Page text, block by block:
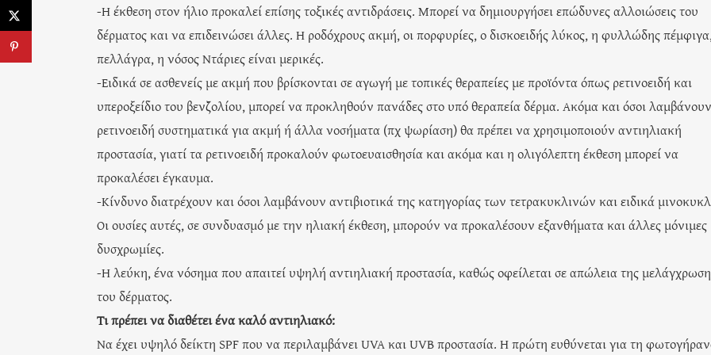
-Η έκθεση στον ήλιο προκαλεί επίσης τοξικές αντιδράσεις. Μπορεί να δημιουργήσει επώδυνες αλλοιώσεις του
δέρματος και να επιδεινώσει άλλες. Η ροδόχρους ακμή, οι πορφυρίες, ο δισκοειδής λύκος, η φυλλώδης
πελλάγρα, η νόσος Ντάριες είναι μερικές.
-Ειδικά σε ασθενείς με ακμή που βρίσκονται σε αγωγή με τοπικές θεραπείες με προϊόντα όπως ρετινοειδή και
υπεροξείδιο του βενζολίου, μπορεί να προκληθούν πανάδες στο υπό θεραπεία δέρμα. Ακόμα και όσοι λαμβάνουν
ρετινοειδή συστηματικά για ακμή ή άλλα νοσήματα (πχ ψωρίαση) θα πρέπει να χρησιμοποιούν αντιηλιακή
προστασία, γιατί τα ρετινοειδή προκαλούν φωτοευαισθησία και ακόμα και η ολιγόλεπτη έκθεση μπορεί να
προκαλέσει έγκαυμα.
-Κίνδυνο διατρέχουν και όσοι λαμβάνουν αντιβιοτικά της κατηγορίας των τετρακυκλινών και ειδικά
Οι ουσίες αυτές, σε συνδυασμό με την ηλιακή έκθεση, μπορούν να προκαλέσουν εξανθήματα και άλλες μόνιμες
δυσχρωμίες.
-Η λεύκη, ένα νόσημα που απαιτεί υψηλή αντιηλιακή προστασία, καθώς οφείλεται σε απώλεια της
του δέρματος.
Τι πρέπει να διαθέτει ένα καλό αντιηλιακό:
Να έχει υψηλό δείκτη SPF που να περιλαμβάνει UVA και UVB προστασία. Η πρώτη ευθύνεται για τη